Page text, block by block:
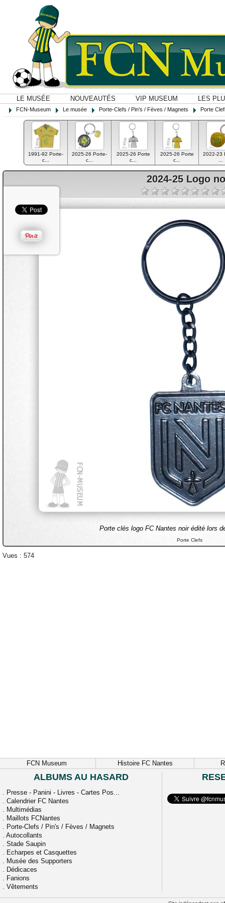
LE MUSÉE NOUVEAUTÉS VIP MUSEUM LES
FCN-Museum Le musée Porte-Clefs / Pin's / Fèves / Magnets Porte
1991-92 Porte-
c...
2025-26 Porte-
c...
2025-26 Porte
c...
2025-26 Porte
c...
2022-23
2024-25 Logo
Porte clés logo FC Nantes noir édité lors
Porte Clefs
Vues : 574
FCN Museum Histoire FC Nantes
ALBUMS AU HASARD
. Presse - Panini - Livres - Cartes Pos...
. Calendrier FC Nantes
. Multimédias
. Maillots FCNantes
. Porte-Clefs / Pin's / Fèves / Magnets
. Autocollants
. Stade Saupin
. Echarpes et Casquettes
. Musée des Supporters
. Dédicaces
. Fanions
. Vêtements